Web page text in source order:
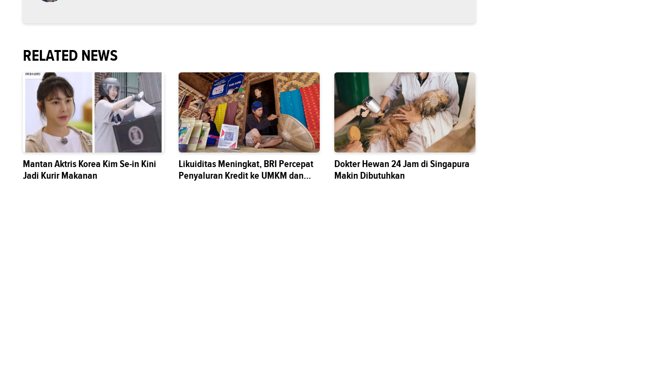
RELATED NEWS
Mantan Aktris Korea Kim Se-in Kini
Jadi Kurir Makanan
Likuiditas Meningkat, BRI Percepat
Penyaluran Kredit ke UMKM dan
Dokter Hewan 24 Jam di Singapura
Makin Dibutuhkan